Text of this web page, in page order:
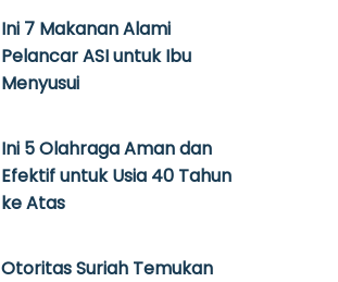
Ini 7 Makanan Alami
Pelancar ASI untuk Ibu
Menyusui
Ini 5 Olahraga Aman dan
Efektif untuk Usia 40 Tahun
ke Atas
Otoritas Suriah Temukan